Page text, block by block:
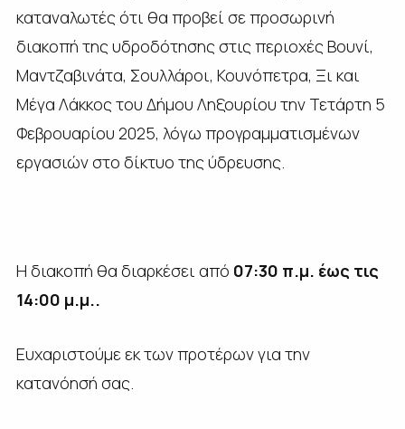
καταναλωτές ότι θα προβεί σε προσωρινή
διακοπή της υδροδότησης στις περιοχές Βουνί,
Μαντζαβινάτα, Σουλλάροι, Κουνόπετρα, Ξι και
Μέγα Λάκκος του Δήμου Ληξουρίου την Τετάρτη 5
Φεβρουαρίου 2025, λόγω προγραμματισμένων
εργασιών στο δίκτυο της ύδρευσης.
Η διακοπή θα διαρκέσει από 07:30 π.μ. έως τις
14:00 μ.μ..
Ευχαριστούμε εκ των προτέρων για την
κατανόησή σας.